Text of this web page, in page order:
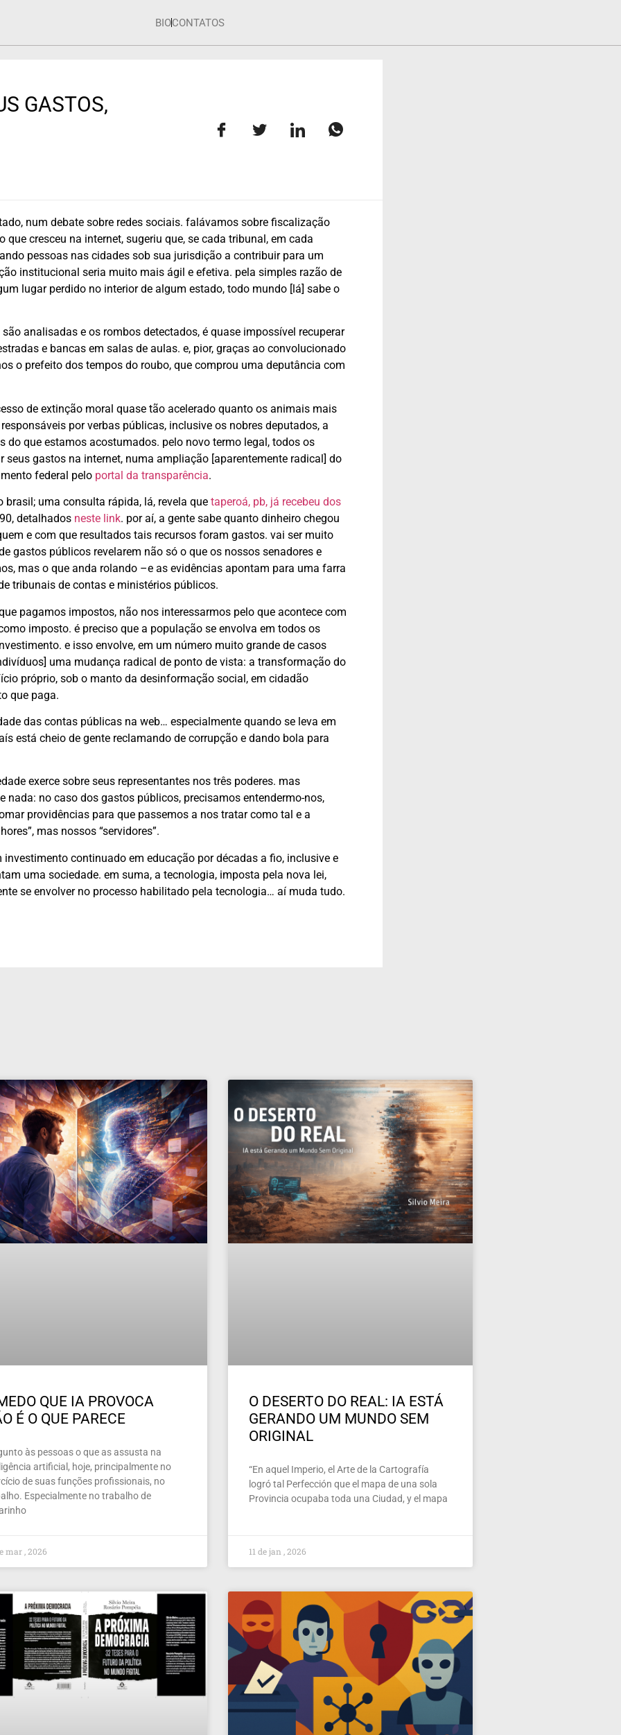
BIOCONTATOS
GASTOS,
num debate sobre redes sociais. falávamos sobre fiscalização
cresceu na internet, sugeriu que, se cada tribunal, em cada
pessoas nas cidades sob sua jurisdição a contribuir para um
institucional seria muito mais ágil e efetiva. pela simples razão de
lugar perdido no interior de algum estado, todo mundo [lá] sabe o
analisadas e os rombos detectados, é quase impossível recuperar
e bancas em salas de aulas. e, pior, graças ao convolucionado
o prefeito dos tempos do roubo, que comprou uma deputância com
de extinção moral quase tão acelerado quanto os animais mais
por verbas públicas, inclusive os nobres deputados, a
que estamos acostumados. pelo novo termo legal, todos os
gastos na internet, numa ampliação [aparentemente radical] do
federal pelo portal da transparência.
uma consulta rápida, lá, revela que taperoá, pb, já recebeu dos
detalhados neste link. por aí, a gente sabe quanto dinheiro chegou
e com que resultados tais recursos foram gastos. vai ser muito
gastos públicos revelarem não só o que os nossos senadores e
mas o que anda rolando –e as evidências apontam para uma farra
tribunais de contas e ministérios públicos.
pagamos impostos, não nos interessarmos pelo que acontece com
imposto. é preciso que a população se envolva em todos os
e isso envolve, em um número muito grande de casos
uma mudança radical de ponto de vista: a transformação do
próprio, sob o manto da desinformação social, em cidadão
que paga.
das contas públicas na web… especialmente quando se leva em
está cheio de gente reclamando de corrupção e dando bola para
exerce sobre seus representantes nos três poderes. mas
no caso dos gastos públicos, precisamos entendermo-nos,
providências para que passemos a nos tratar como tal e a
mas nossos “servidores”.
continuado em educação por décadas a fio, inclusive e
uma sociedade. em suma, a tecnologia, imposta pela nova lei,
se envolver no processo habilitado pela tecnologia… aí muda tudo.
QUE IA PROVOCA
É O QUE PARECE
às pessoas o que as assusta na
artificial, hoje, principalmente no
de suas funções profissionais, no
Especialmente no trabalho de
mar , 2026
O DESERTO DO REAL: IA ESTÁ
GERANDO UM MUNDO SEM
ORIGINAL
“En aquel Imperio, el Arte de la Cartografía
logró tal Perfección que el mapa de una sola
Provincia ocupaba toda una Ciudad, y el mapa
11 de jan , 2026